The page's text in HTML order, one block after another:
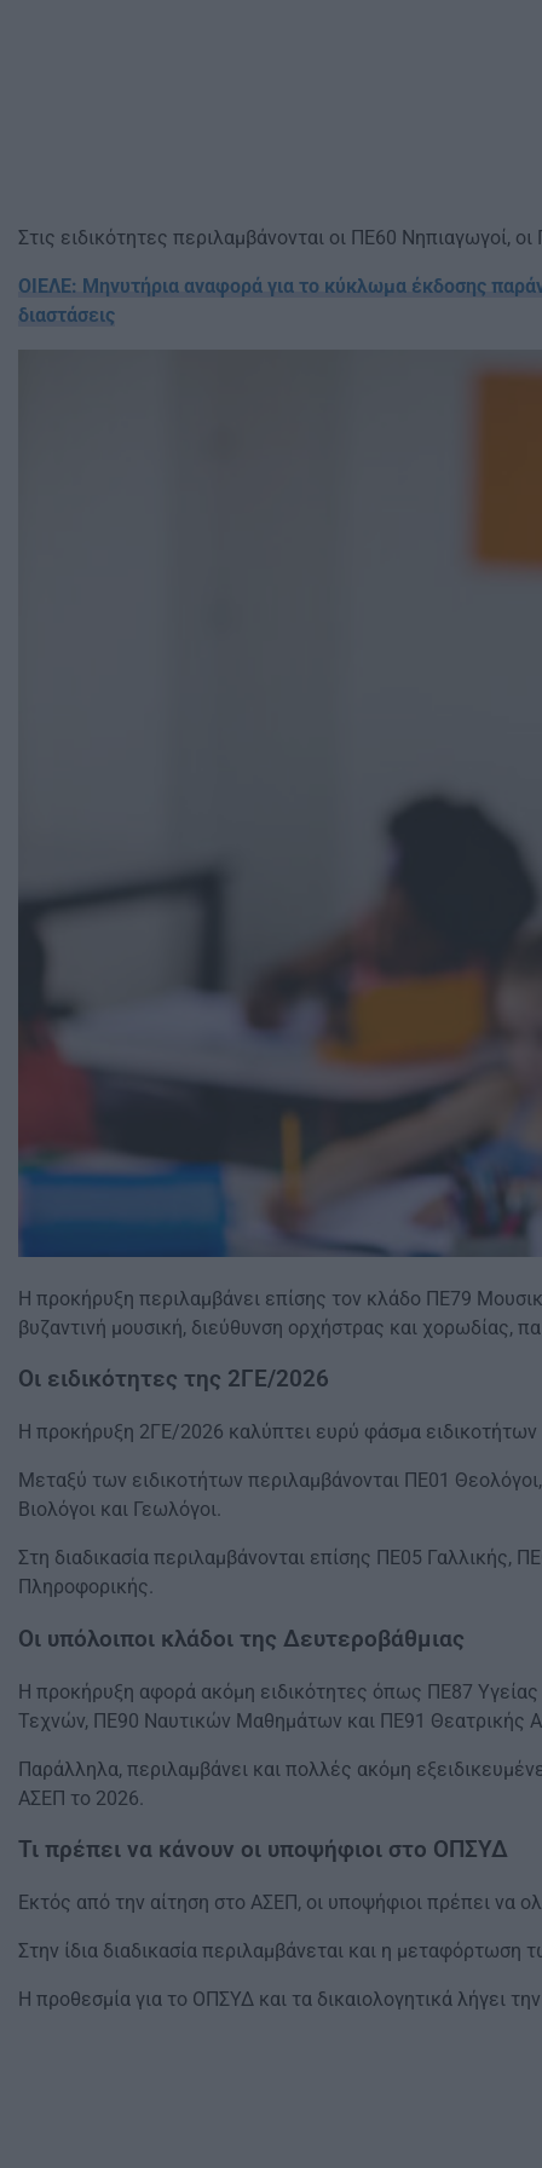
Στις ειδικότητες περιλαμβάνονται οι ΠΕ60 Νηπιαγωγοί,
ΟΙΕΛΕ: Μηνυτήρια αναφορά για το κύκλωμα έκδοσης
διαστάσεις
Η προκήρυξη περιλαμβάνει επίσης τον κλάδο ΠΕ79
βυζαντινή μουσική, διεύθυνση ορχήστρας και χορωδίας,
Οι ειδικότητες της 2ΓΕ/2026
Η προκήρυξη 2ΓΕ/2026 καλύπτει ευρύ φάσμα ειδικοτήτων
Μεταξύ των ειδικοτήτων περιλαμβάνονται ΠΕ01
Βιολόγοι και Γεωλόγοι.
Στη διαδικασία περιλαμβάνονται επίσης ΠΕ05 Γαλλικής,
Πληροφορικής.
Οι υπόλοιποι κλάδοι της Δευτεροβάθμιας
Η προκήρυξη αφορά ακόμη ειδικότητες όπως ΠΕ87
Τεχνών, ΠΕ90 Ναυτικών Μαθημάτων και ΠΕ91 Θεατρικής
Παράλληλα, περιλαμβάνει και πολλές ακόμη
ΑΣΕΠ το 2026.
Τι πρέπει να κάνουν οι υποψήφιοι στο ΟΠΣΥΔ
Εκτός από την αίτηση στο ΑΣΕΠ, οι υποψήφιοι πρέπει να
Στην ίδια διαδικασία περιλαμβάνεται και η μεταφόρτωση
Η προθεσμία για το ΟΠΣΥΔ και τα δικαιολογητικά λήγει